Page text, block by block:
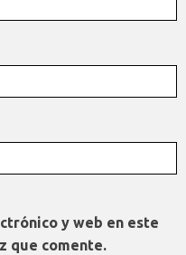
y web en este
que comente.